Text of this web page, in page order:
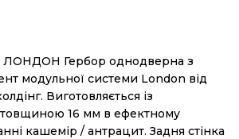
ЛОНДОН Гербор однодверна з
модульної системи London від
Виготовляється із
16 мм в ефектному
кашемір / антрацит. Задня стінка